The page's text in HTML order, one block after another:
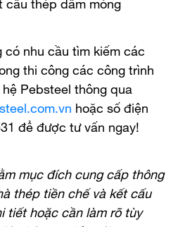
nhu cầu tìm kiếm các
thi công các công trình
Pebsteel thông qua
hoặc số điện
để được tư vấn ngay!
mục đích cung cấp thông
thép tiền chế và kết cấu
hoặc cần làm rõ tùy